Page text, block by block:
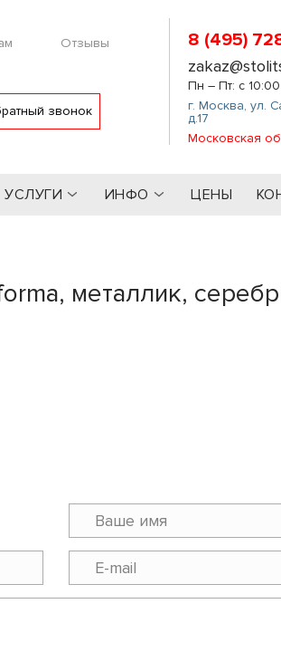
Отзывы
звонок
8 (495)
Пн – Пт: с
г. Москва,ул.
д.17
Московская
УСЛУГИ ИНФО ЦЕНЫ
металлик,